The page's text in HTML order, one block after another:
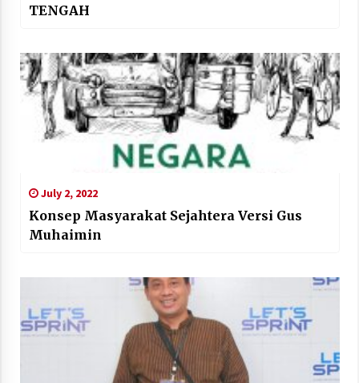
TENGAH
July 2, 2022
Konsep Masyarakat Sejahtera Versi Gus
Muhaimin